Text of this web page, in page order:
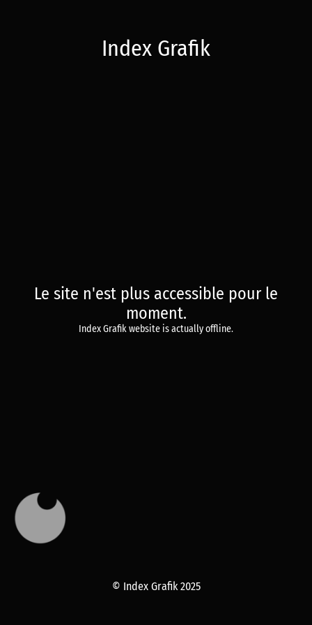
Index Grafik
Le site n'est plus accessible pour le
moment.
Index Grafik website is actually offline.
© Index Grafik 2025